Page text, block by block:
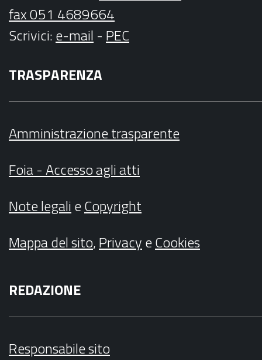
fax 051 4689664
Scrivici:e-mail - PEC
TRASPARENZA
Amministrazione trasparente
Foia - Accesso agli atti
Note legalieCopyright
Mappa del sito,PrivacyeCookies
REDAZIONE
Responsabile sito